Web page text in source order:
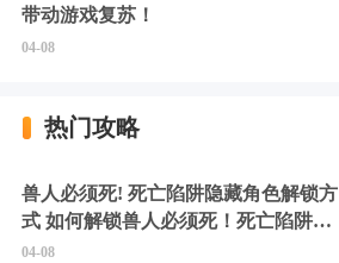
带动游戏复苏！
04-08
热门攻略
兽人必须死! 死亡陷阱隐藏角色解锁方
式 如何解锁兽人必须死！死亡陷阱中
的隐藏角色
04-08